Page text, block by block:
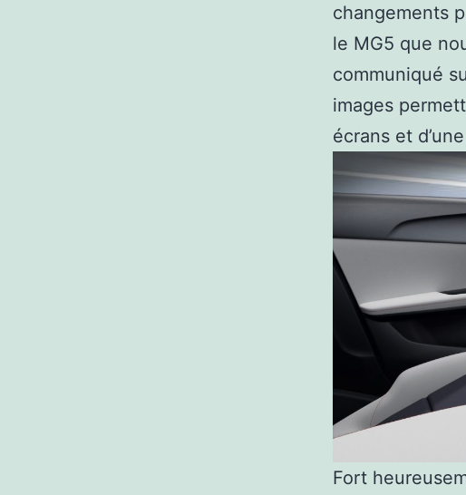
changements
le MG5 que
communiqué
images
écrans et
Fort